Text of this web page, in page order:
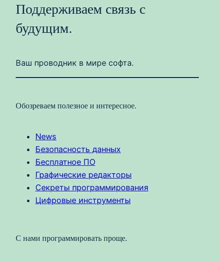
Поддерживаем связь с
будущим.
Ваш проводник в мире софта.
Обозреваем полезное и интересное.
News
Безопасность данных
Бесплатное ПО
Графические редакторы
Секреты программирования
Цифровые инструменты
С нами программировать проще.